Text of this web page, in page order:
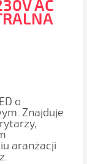
AC
o
Znajduje
aranżacji